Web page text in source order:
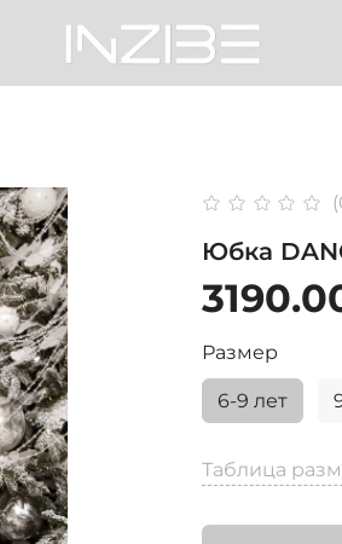
Юбка
Таблица
Размер
6-9 лет